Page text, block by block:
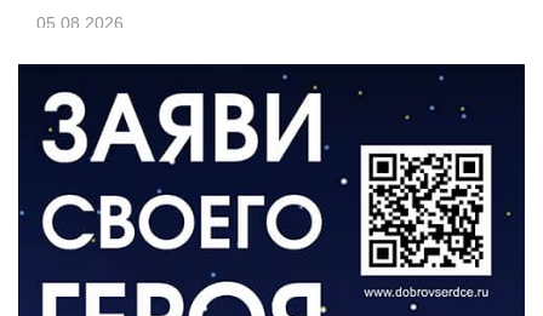
05.08.2026
КУЛЬТУРА
Афиша Зеленоградска
04.08.2026
РАЗЪЯСНЯЕМ
Борьба с борщевиком продолжается
04.08.2026